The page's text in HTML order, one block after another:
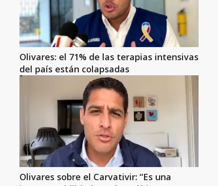
Olivares: el 71% de las terapias intensivas
del país están colapsadas
Olivares sobre el Carvativir: “Es una